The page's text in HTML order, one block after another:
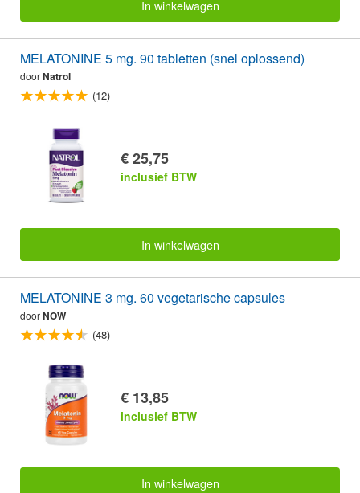
In winkelwagen
MELATONINE 5 mg. 90 tabletten (snel oplossend)
doorNatrol
(12)
€ 25,75
inclusief BTW
In winkelwagen
MELATONINE 3 mg. 60 vegetarische capsules
doorNOW
(48)
€ 13,85
inclusief BTW
In winkelwagen